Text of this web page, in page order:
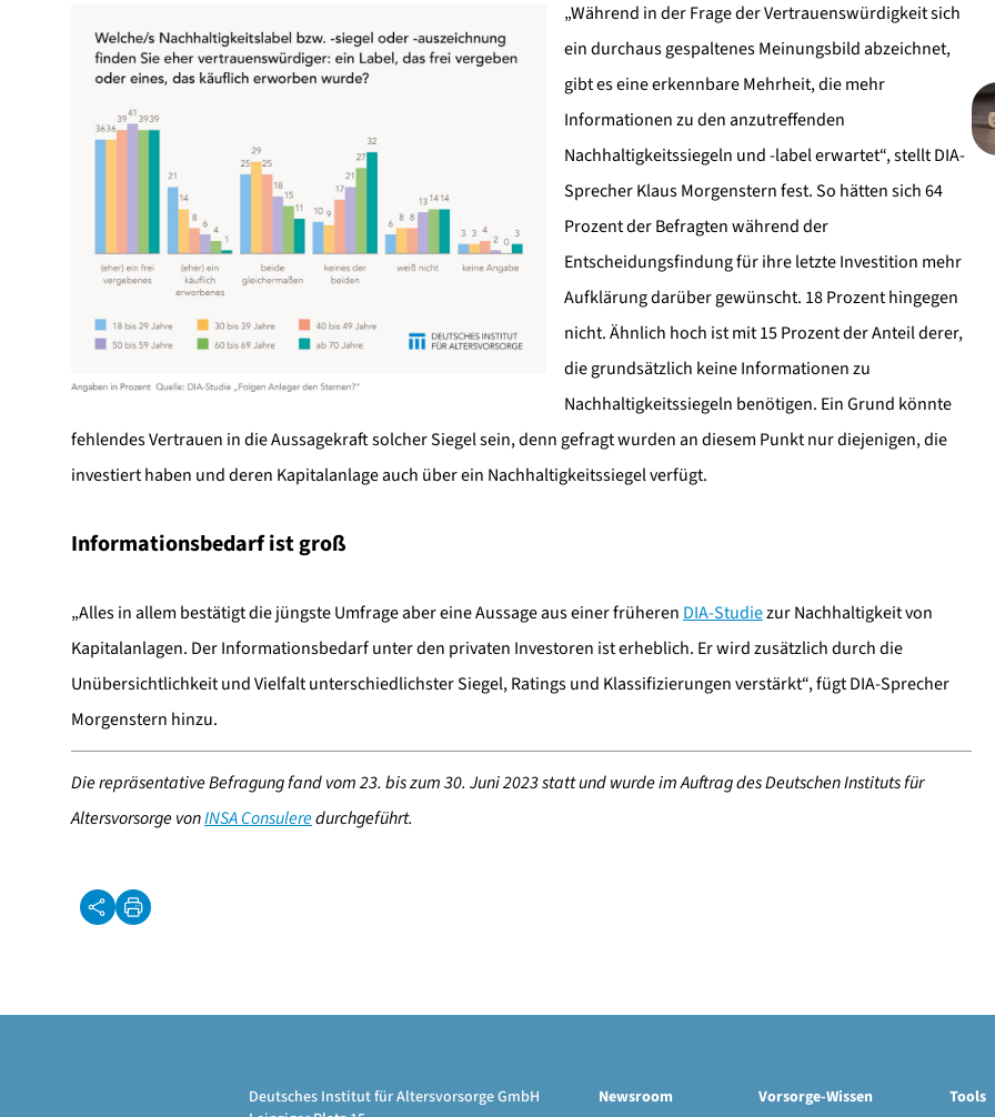
„Während in der Frage der Vertrauenswürdigkeit sich
ein durchaus gespaltenes Meinungsbild abzeichnet,
gibt es eine erkennbare Mehrheit, die mehr
Informationen zu den anzutreffenden
Nachhaltigkeitssiegeln und -label erwartet“, stellt DIA-
Sprecher Klaus Morgenstern fest. So hätten sich 64
Prozent der Befragten während der
Entscheidungsfindung für ihre letzte Investition mehr
Aufklärung darüber gewünscht. 18 Prozent hingegen
nicht. Ähnlich hoch ist mit 15 Prozent der Anteil derer,
die grundsätzlich keine Informationen zu
Nachhaltigkeitssiegeln benötigen. Ein Grund könnte
fehlendes Vertrauen in die Aussagekraft solcher Siegel sein, denn gefragt wurden an diesem Punkt nur diejenigen, die
investiert haben und deren Kapitalanlage auch über ein Nachhaltigkeitssiegel verfügt.
Informationsbedarf ist groß
„Alles in allem bestätigt die jüngste Umfrage aber eine Aussage aus einer früheren DIA-Studiezur Nachhaltigkeit von
Kapitalanlagen. Der Informationsbedarf unter den privaten Investoren ist erheblich. Er wird zusätzlich durch die
Unübersichtlichkeit und Vielfalt unterschiedlichster Siegel, Ratings und Klassifizierungen verstärkt“, fügt DIA-Sprecher
Morgenstern hinzu.
Die repräsentative Befragung fand vom 23. bis zum 30. Juni 2023 statt und wurde im Auftrag des Deutschen Instituts für
Altersvorsorge vonINSA Consuleredurchgeführt.
Deutsches Institut für Altersvorsorge GmbH
Newsroom Vorsorge-Wissen Tools